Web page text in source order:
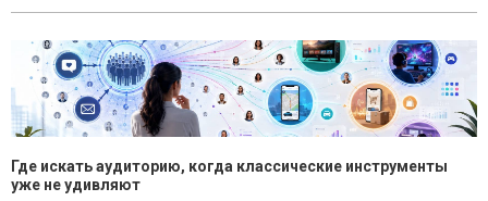
Где искать аудиторию, когда классические инструменты
уже не удивляют